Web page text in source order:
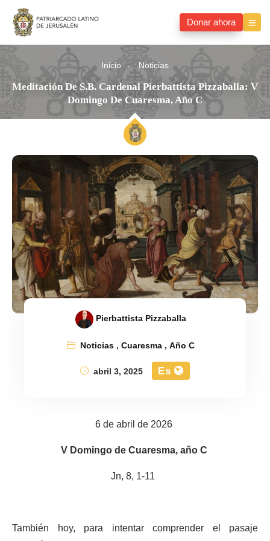
Donar ahora
Inicio Noticias
Meditación De S.B. Cardenal Pierbattista Pizzaballa: V
Domingo De Cuaresma, Año C
Pierbattista Pizzaballa
Noticias,Cuaresma,Año C
abril 3, 2025
Es
6 de abril de 2026
V Domingo de Cuaresma, año C
Jn, 8, 1-11
También hoy, para intentar comprender el pasaje